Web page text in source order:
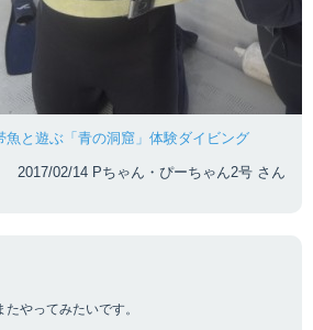
と遊ぶ「青の洞窟」体験ダイビング
2017/02/14 Pちゃん・ぴーちゃん2号 さん
やってみたいです。